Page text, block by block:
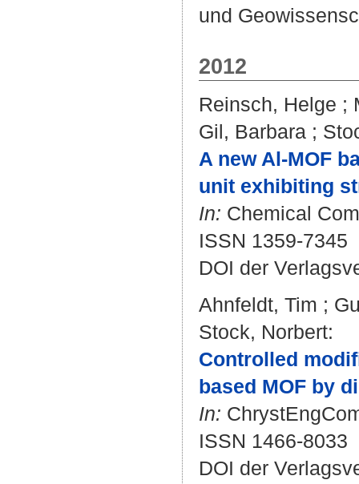
und
2012
Reinsch, Helge ;
Gil, Barbara ;
A new Al-MOF
unit exhibiting
In: Chemical
ISSN 1359-7345
DOI der
Ahnfeldt, Tim ;
Stock, Norbert:
Controlled
based MOF by
In:
ISSN 1466-8033
DOI der